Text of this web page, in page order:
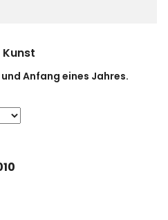
Anfang eines Jahres.